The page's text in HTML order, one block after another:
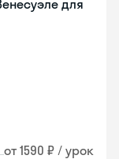
для
от 1590 ₽ / урок